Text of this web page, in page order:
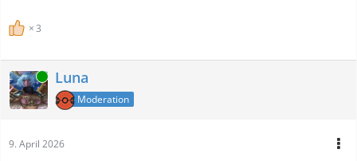
3
Online Luna
Moderation
9. April 2026